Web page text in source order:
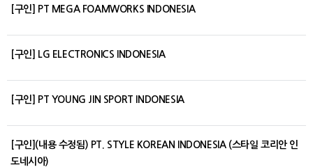
[구인] PT MEGA FOAMWORKS INDONESIA
[구인] LG ELECTRONICS INDONESIA
[구인] PT YOUNG JIN SPORT INDONESIA
[구인](내용 수정됨) PT. STYLE KOREAN INDONESIA (스타일 코리안 인
도네시아)